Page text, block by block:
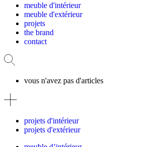
meuble d'intérieur
meuble d'extérieur
projets
the brand
contact
vous n'avez pas d'articles
projets d'intérieur
projets d'extérieur